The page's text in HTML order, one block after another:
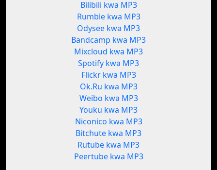
Bilibili kwa MP3
Rumble kwa MP3
Odysee kwa MP3
Bandcamp kwa MP3
Mixcloud kwa MP3
Spotify kwa MP3
Flickr kwa MP3
Ok.Ru kwa MP3
Weibo kwa MP3
Youku kwa MP3
Niconico kwa MP3
Bitchute kwa MP3
Rutube kwa MP3
Peertube kwa MP3